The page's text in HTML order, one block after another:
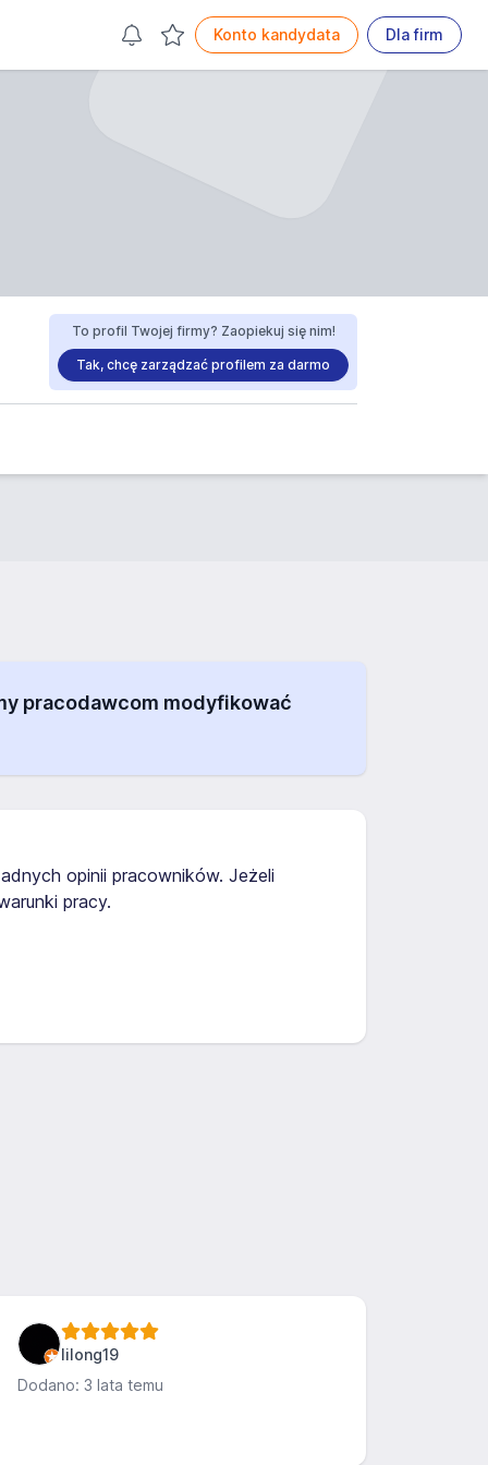
Konto kandydata Dla firm
To profil Twojej firmy? Zaopiekuj się nim!
Tak, chcę zarządzać profilem za darmo
pracodawcom modyfikować
opinii pracowników. Jeżeli
pracy.
lilong19
Dodano: 3 lata temu